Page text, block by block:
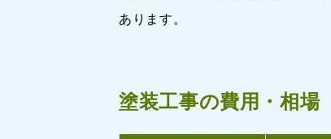
あります。
塗装工事の費用・相場